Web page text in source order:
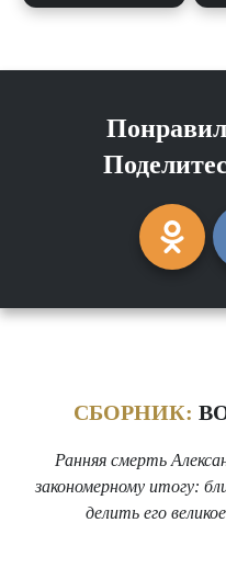
СБОРНИК:
Ранняя смерть
закономерному итогу:
делить его